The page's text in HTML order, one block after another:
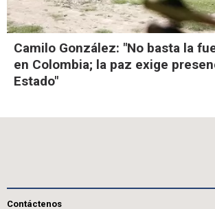
Camilo González: "No basta la
en Colombia; la paz exige
Estado"
Contáctenos